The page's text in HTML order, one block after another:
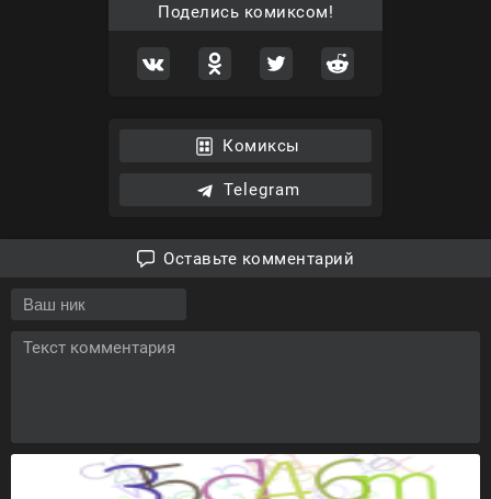
Поделись комиксом!
Комиксы
Telegram
Оставьте комментарий